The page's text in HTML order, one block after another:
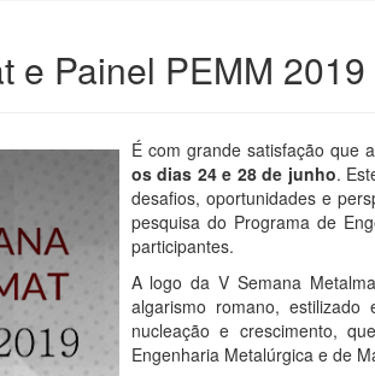
e Painel PEMM 2019
É com grande satisfação que
os dias 24 e 28 de junho.
desafios, oportunidades e
pesquisa do Programa de
participantes.
A logo da V Semana
algarismo romano,
nucleação e crescimento,
Engenharia Metalúrgica e de